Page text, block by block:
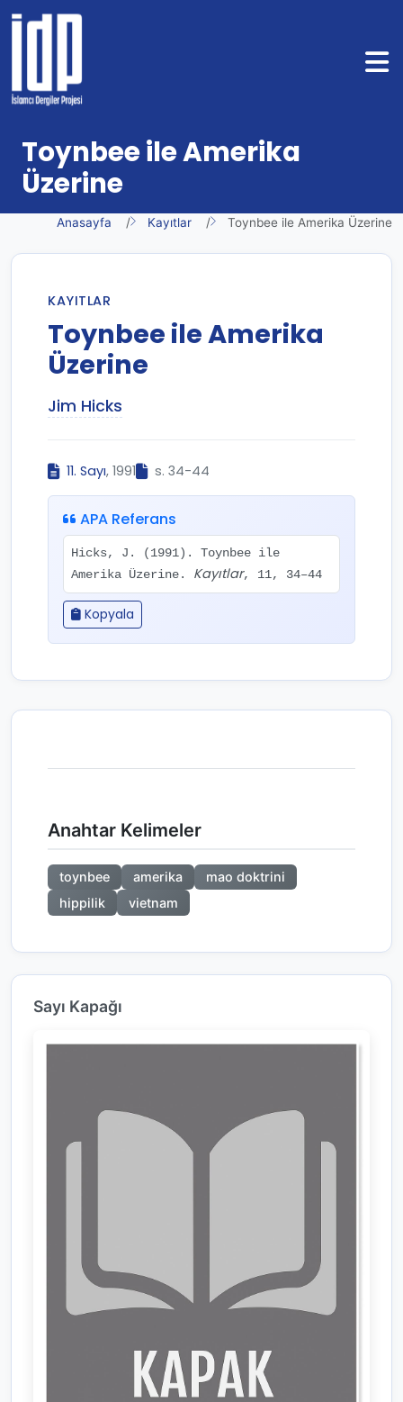
Toynbee ile Amerika
Üzerine
Anasayfa Kayıtlar Toynbee ile Amerika Üzerine
KAYITLAR
Toynbee ile Amerika
Üzerine
Jim Hicks
11. Sayı, 1991 s. 34-44
APA Referans
Hicks, J. (1991). Toynbee ile
Amerika Üzerine. Kayıtlar, 11, 34–44
Kopyala
Anahtar Kelimeler
toynbee amerika
mao doktrini
hippilik
vietnam
Sayı Kapağı